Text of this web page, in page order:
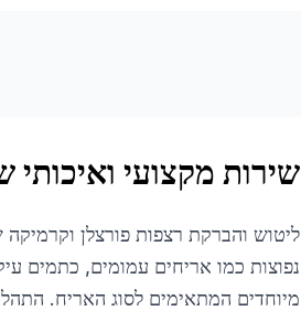
שירות מקצועי ואיכותי
ליטוש והברקת רצפות פורצלן
נפוצות כמו אריחים עמומים, כתמים
מיוחדים המתאימים לסוג האריח.